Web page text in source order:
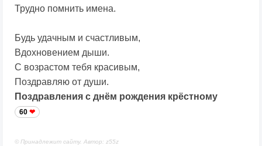
Трудно помнить имена.
Будь удачным и счастливым,
Вдохновением дыши.
С возрастом тебя красивым,
Поздравляю от души.
Поздравления с днём рождения крёстному
60
© Принадлежит сайту. Автор: z55z